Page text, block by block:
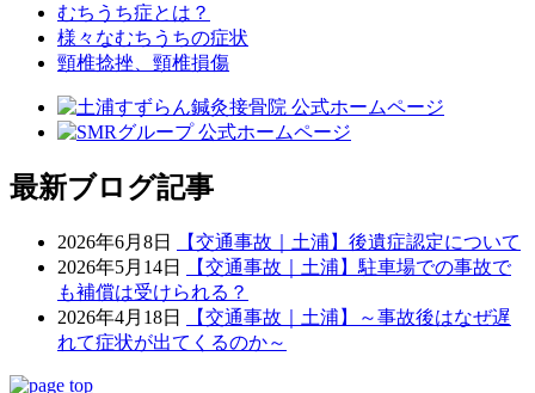
むちうち症とは？
様々なむちうちの症状
頸椎捻挫、頸椎損傷
最新ブログ記事
2026年6月8日
【交通事故｜土浦】後遺症認定について
2026年5月14日
【交通事故｜土浦】駐車場での事故で
も補償は受けられる？
2026年4月18日
【交通事故｜土浦】～事故後はなぜ遅
れて症状が出てくるのか～